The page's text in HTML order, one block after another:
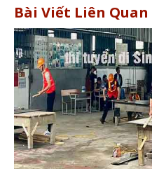
Bài Viết Liên Quan